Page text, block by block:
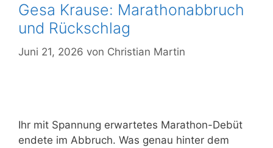
Gesa Krause: Marathonabbruch
und Rückschlag
Juni 21, 2026 von Christian Martin
Ihr mit Spannung erwartetes Marathon-Debüt
endete im Abbruch. Was genau hinter dem